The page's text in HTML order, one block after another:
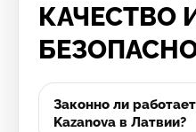
КАЧЕСТВО
Законно ли
Kazanova в Латвии?